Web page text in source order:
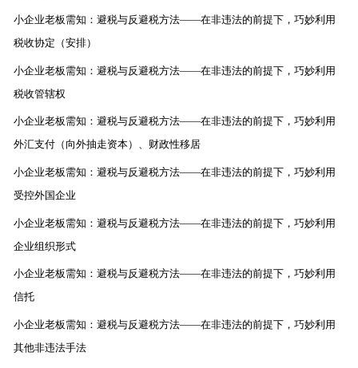
小企业老板需知：避税与反避税方法——在非违法的前提下，巧妙利用
税收协定（安排）
小企业老板需知：避税与反避税方法——在非违法的前提下，巧妙利用
税收管辖权
小企业老板需知：避税与反避税方法——在非违法的前提下，巧妙利用
外汇支付（向外抽走资本）、财政性移居
小企业老板需知：避税与反避税方法——在非违法的前提下，巧妙利用
受控外国企业
小企业老板需知：避税与反避税方法——在非违法的前提下，巧妙利用
企业组织形式
小企业老板需知：避税与反避税方法——在非违法的前提下，巧妙利用
信托
小企业老板需知：避税与反避税方法——在非违法的前提下，巧妙利用
其他非违法手法